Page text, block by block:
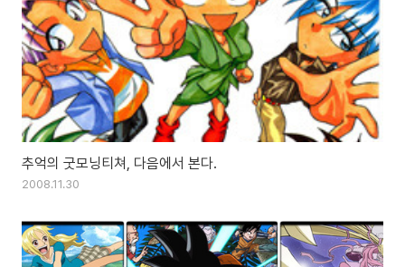
추억의 굿모닝티쳐, 다음에서 본다.
2008.11.30